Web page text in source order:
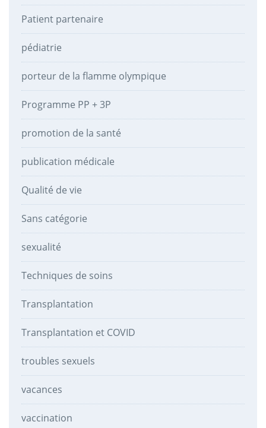
Patient partenaire
pédiatrie
porteur de la flamme olympique
Programme PP + 3P
promotion de la santé
publication médicale
Qualité de vie
Sans catégorie
sexualité
Techniques de soins
Transplantation
Transplantation et COVID
troubles sexuels
vacances
vaccination